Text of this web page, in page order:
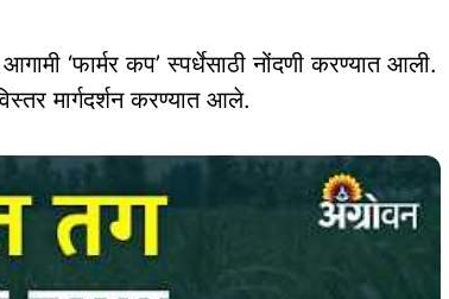
‘फार्मर कप’ स्पर्धेसाठी नोंदणी करण्यात आली.
मार्गदर्शन करण्यात आले.